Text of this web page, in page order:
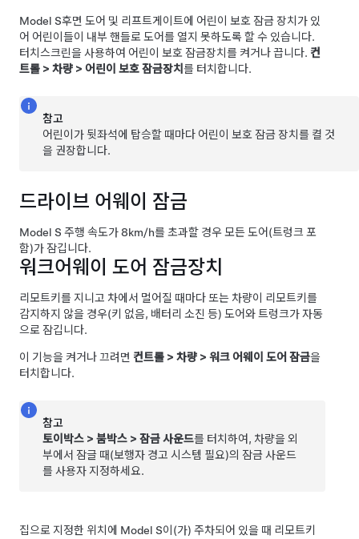
Model S후면 도어 및 리프트게이트에 어린이 보호 잠금 장치가 있
어 어린이들이 내부 핸들로 도어를 열지 못하도록 할 수 있습니다.
터치스크린을 사용하여 어린이 보호 잠금장치를 켜거나 끕니다. 컨
트롤 > 차량 > 어린이 보호 잠금장치 를 터치합니다.
참고
어린이가 뒷좌석에 탑승할 때마다 어린이 보호 잠금 장치를 켤 것
을 권장합니다.
드라이브 어웨이 잠금
Model S 주행 속도가8km/h를 초과할 경우 모든 도어(트렁크 포
함)가 잠깁니다.
워크어웨이 도어 잠금장치
리모트키를 지니고 차에서 멀어질 때마다 또는 차량이 리모트키를
감지하지 않을 경우(키 없음, 배터리 소진 등) 도어와 트렁크가 자동
으로 잠깁니다.
이 기능을 켜거나 끄려면 컨트롤 > 차량 > 워크 어웨이 도어 잠금을
터치합니다.
참고
토이박스 >붐박스 >잠금 사운드를 터치하여, 차량을 외
부에서 잠글 때(보행자 경고 시스템 필요)의 잠금 사운드
를 사용자 지정하세요.
집으로 지정한 위치에 Model S이(가) 주차되어 있을 때 리모트키